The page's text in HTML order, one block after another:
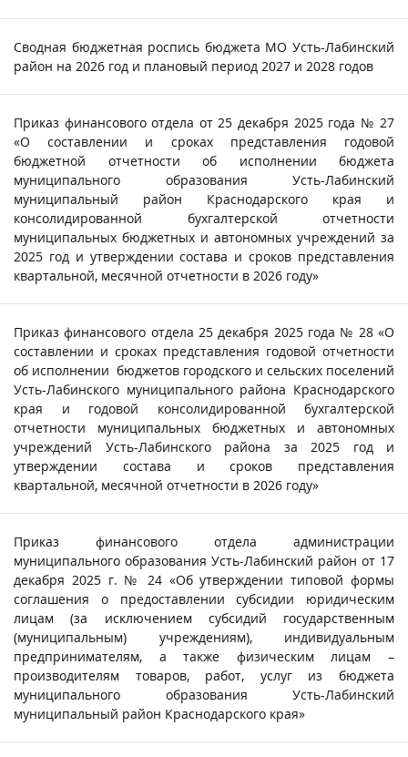
Сводная бюджетная роспись бюджета МО Усть-Лабинский
район на 2026 год и плановый период 2027 и 2028 годов
Приказ финансового отдела от 25 декабря 2025 года № 27
«О составлении и сроках представления годовой
бюджетной отчетности об исполнении бюджета
муниципального образования Усть-Лабинский
муниципальный район Краснодарского края и
консолидированной бухгалтерской отчетности
муниципальных бюджетных и автономных учреждений за
2025 год и утверждении состава и сроков представления
квартальной, месячной отчетности в 2026 году»
Приказ финансового отдела 25 декабря 2025 года № 28 «О
составлении и сроках представления годовой отчетности
об исполнении бюджетов городского и сельских поселений
Усть-Лабинского муниципального района Краснодарского
края и годовой консолидированной бухгалтерской
отчетности муниципальных бюджетных и автономных
учреждений Усть-Лабинского района за 2025 год и
утверждении состава и сроков представления
квартальной, месячной отчетности в 2026 году»
Приказ финансового отдела администрации
муниципального образования Усть-Лабинский район от 17
декабря 2025 г. № 24 «Об утверждении типовой формы
соглашения о предоставлении субсидии юридическим
лицам (за исключением субсидий государственным
(муниципальным) учреждениям), индивидуальным
предпринимателям, а также физическим лицам –
производителям товаров, работ, услуг из бюджета
муниципального образования Усть-Лабинский
муниципальный район Краснодарского края»